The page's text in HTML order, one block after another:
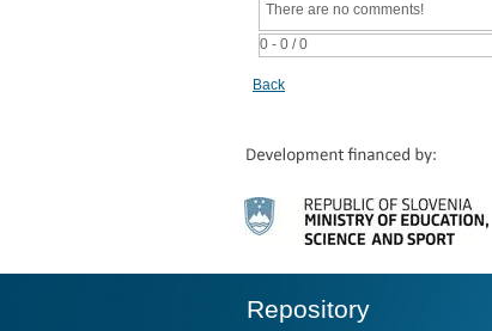
0 - 0 / 0
There are no comments!
Back
Repository